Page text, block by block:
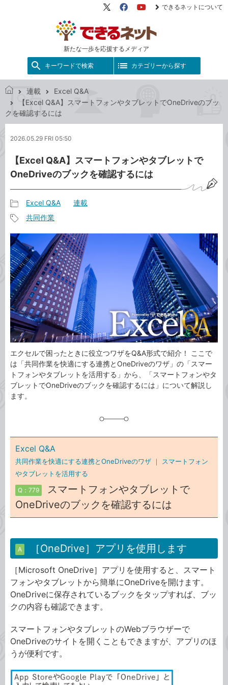
新たな一歩を応援するメディア
X（旧
FacebookYouTube
できるネットについて
キーワードで検索 カテゴリーから探す
き
ッ
連載
Excel Q&A
【Excel Q&A】スマートフォンやタブレットでOneDriveのブッ
クを確認するには
2026.05.29 FRI 05:50
【Excel Q&A】スマートフォンやタブレットで
OneDriveのブックを確認するには
事
カ
テ
ゴ
リ
Excel Q&A 連載
事
タ
グ
共同作業
エクセルで困ったときに役立つワザをQ&A形式で紹介！ ここで
は「共同作業を快適にする連携とOneDriveのワザ」の「スマー
トフォンやタブレットを活用する」から、「スマートフォンやタ
ブレットでOneDriveのブックを確認するには」について解説し
ます。
Excel Q&A
共同作業を快適にする連携とOneDriveのワザ ｜
スマートフォン
やタブレットを活用する
Q：779
スマートフォンやタブレットで
OneDriveのブックを確認するには
A ［OneDrive］アプリを使用します
［Microsoft OneDrive］アプリを使用すると、スマート
フォンやタブレットから簡単にOneDriveを開けます。
OneDriveに保存されているブックをタップすれば、ブッ
クの内容も確認できます。
スマートフォンやタブレットのWebブラウザーで
OneDriveのサイトを開くこともできますが、アプリのほ
うが便利です。